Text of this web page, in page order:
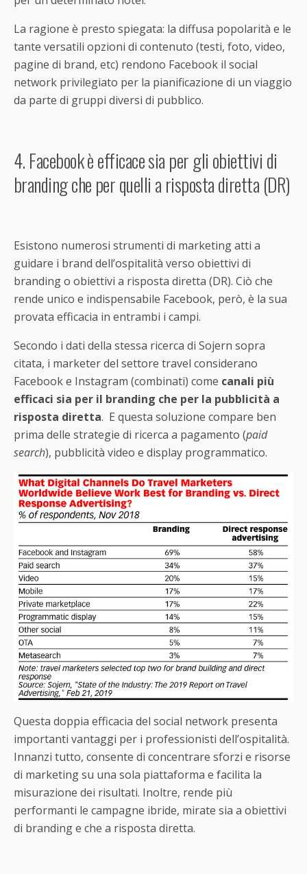
La ragione è presto spiegata: la diffusa popolarità e le
tante versatili opzioni di contenuto (testi, foto, video,
pagine di brand, etc) rendono Facebook il social
network privilegiato per la pianificazione di un viaggio
da parte di gruppi diversi di pubblico.
4. Facebook è efficace sia per gli obiettivi di
branding che per quelli a risposta diretta (DR)
Esistono numerosi strumenti di marketing atti a
guidare i brand dell’ospitalità verso obiettivi di
branding o obiettivi a risposta diretta (DR). Ciò che
rende unico e indispensabile Facebook, però, è la sua
provata efficacia in entrambi i campi.
Secondo i dati della stessa ricerca di Sojern sopra
citata, i marketer del settore travel considerano
Facebook e Instagram (combinati) come canali più
efficaci sia per il branding che per la pubblicità a
risposta diretta. E questa soluzione compare ben
prima delle strategie di ricerca a pagamento (paid
search), pubblicità video e display programmatico.
Questa doppia efficacia del social network presenta
importanti vantaggi per i professionisti dell’ospitalità.
Innanzi tutto, consente di concentrare sforzi e risorse
di marketing su una sola piattaforma e facilita la
misurazione dei risultati. Inoltre, rende più
performanti le campagne ibride, mirate sia a obiettivi
di branding e che a risposta diretta.